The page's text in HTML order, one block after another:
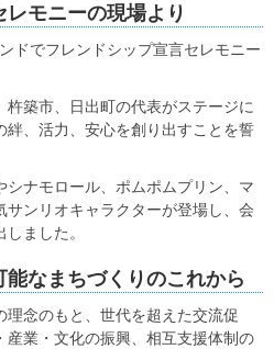
モニーの現場より
ドでフレンドシップ宣言セレモニー
築市、日出町の代表がステージに
、活力、安心を創り出すことを誓
ナモロール、ポムポムプリン、マ
ンリオキャラクターが登場し、会
ました。
なまちづくりのこれから
念のもと、世代を超えた交流促
業・文化の振興、相互支援体制の